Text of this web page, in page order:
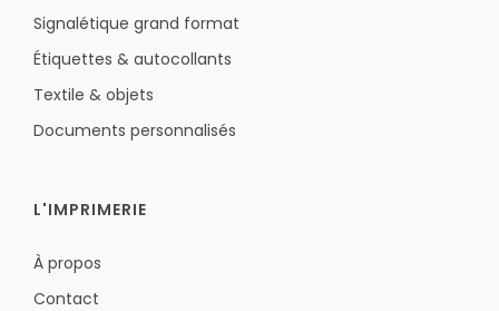
Signalétique grand format
Étiquettes & autocollants
Textile & objets
Documents personnalisés
L'IMPRIMERIE
À propos
Contact